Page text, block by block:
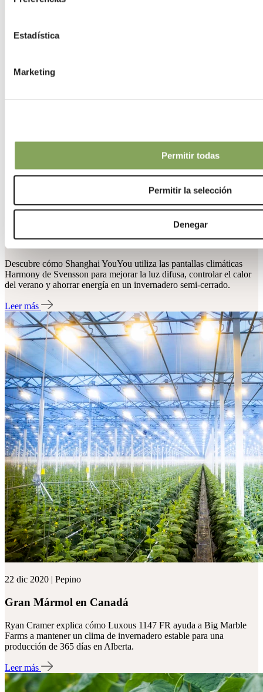
Estadística
Marketing
Permitir todas
Permitir la selección
Denegar
Shanghai YouYou en China
Descubre cómo Shanghai YouYou utiliza las pantallas climáticas
Harmony de Svensson para mejorar la luz difusa, controlar el calor
del verano y ahorrar energía en un invernadero semi-cerrado.
Leer más
22 dic 2020 | Pepino
Gran Mármol en Canadá
Ryan Cramer explica cómo Luxous 1147 FR ayuda a Big Marble
Farms a mantener un clima de invernadero estable para una
producción de 365 días en Alberta.
Leer más